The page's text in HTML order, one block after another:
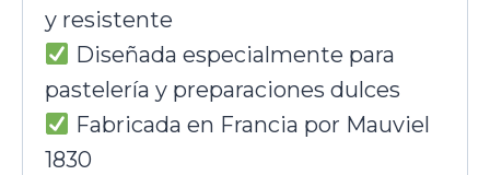
y resistente
Diseñada especialmente para
pastelería y preparaciones dulces
Fabricada en Francia por Mauviel
1830